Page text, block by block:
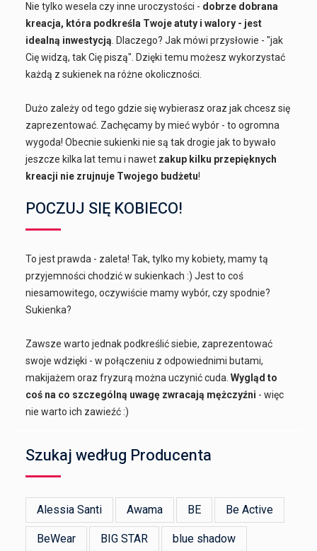
Nie tylko wesela czy inne uroczystości - dobrze dobrana
kreacja, która podkreśla Twoje atuty i walory - jest
idealną inwestycją . Dlaczego? Jak mówi przysłowie - "jak
Cię widzą, tak Cię piszą". Dzięki temu możesz wykorzystać
każdą z sukienek na różne okoliczności.
Dużo zależy od tego gdzie się wybierasz oraz jak chcesz się
zaprezentować. Zachęcamy by mieć wybór - to ogromna
wygoda! Obecnie sukienki nie są tak drogie jak to bywało
jeszcze kilka lat temu i nawet zakup kilku przepięknych
kreacji nie zrujnuje Twojego budżetu!
POCZUJ SIĘ KOBIECO!
To jest prawda - zaleta! Tak, tylko my kobiety, mamy tą
przyjemności chodzić w sukienkach :) Jest to coś
niesamowitego, oczywiście mamy wybór, czy spodnie?
Sukienka?
Zawsze warto jednak podkreślić siebie, zaprezentować
swoje wdzięki - w połączeniu z odpowiednimi butami,
makijażem oraz fryzurą można uczynić cuda.Wygląd to
coś na co szczególną uwagę zwracają mężczyźni - więc
nie warto ich zawieźć :)
Szukaj według Producenta
Alessia Santi Awama BE Be Active
BeWear BIG STAR blue shadow